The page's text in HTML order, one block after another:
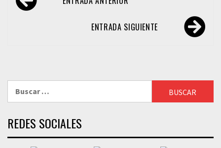
de
ENTRADA SIGUIENTE
REDES SOCIALES